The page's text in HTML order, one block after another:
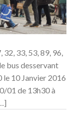
32, 33, 53, 89, 96,
bus desservant
le 10 Janvier 2016
01 de 13h30 à